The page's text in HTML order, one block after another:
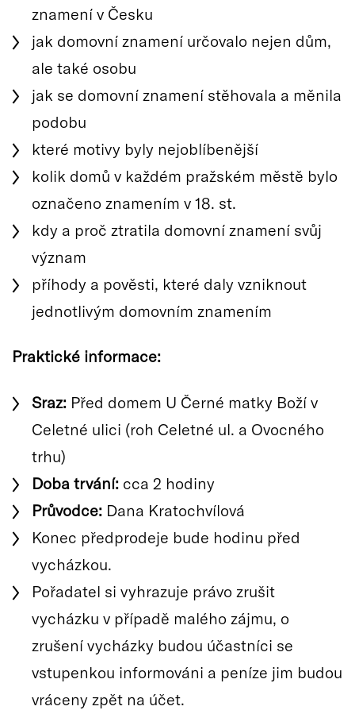
znamení v Česku
jak domovní znamení určovalo nejen dům,
ale také osobu
jak se domovní znamení stěhovala a měnila
podobu
které motivy byly nejoblíbenější
kolik domů v každém pražském městě bylo
označeno znamením v 18. st.
kdy a proč ztratila domovní znamení svůj
význam
příhody a pověsti, které daly vzniknout
jednotlivým domovním znamením
Praktické informace:
Sraz: Před domem U Černé matky Boží v
Celetné ulici (roh Celetné ul. a Ovocného
trhu)
Doba trvání: cca 2 hodiny
Průvodce: Dana Kratochvílová
Konec předprodeje bude hodinu před
vycházkou.
Pořadatel si vyhrazuje právo zrušit
vycházku v případě malého zájmu, o
zrušení vycházky budou účastníci se
vstupenkou informováni a peníze jim budou
vráceny zpět na účet.